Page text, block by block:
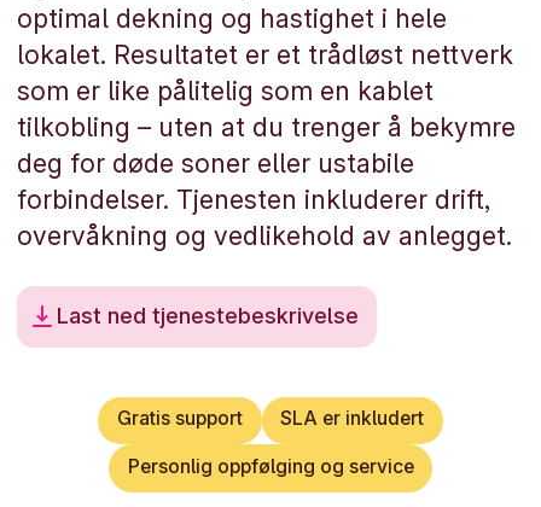
optimal dekning og hastighet i hele
lokalet. Resultatet er et trådløst nettverk
som er like pålitelig som en kablet
tilkobling – uten at du trenger å bekymre
deg for døde soner eller ustabile
forbindelser. Tjenesten inkluderer drift,
overvåkning og vedlikehold av anlegget.
Last ned tjenestebeskrivelse
Gratis support SLA er inkludert
Personlig oppfølging og service